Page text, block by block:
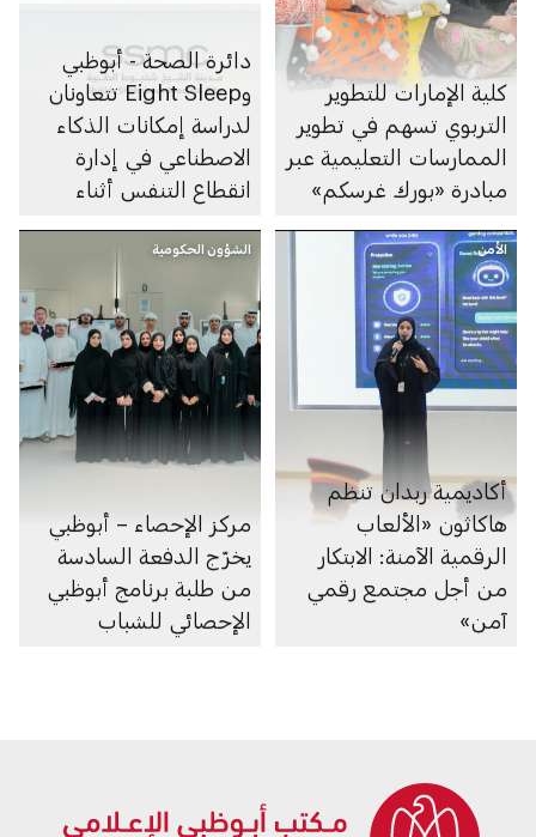
كلية الإمارات للتطوير
التربوي تسهم في تطوير
الممارسات التعليمية عبر
مبادرة «بورك غرسكم»
دائرة الصحة - أبوظبي
وEight Sleep تتعاونان
لدراسة إمكانات الذكاء
الاصطناعي في إدارة
انقطاع التنفس أثناء
الأمن
أكاديمية ربدان تنظم
هاكاثون «الألعاب
الرقمية الآمنة: الابتكار
من أجل مجتمع رقمي
آمن»
الشؤون الحكومية
مركز الإحصاء – أبوظبي
يخرّج الدفعة السادسة
من طلبة برنامج أبوظبي
الإحصائي للشباب